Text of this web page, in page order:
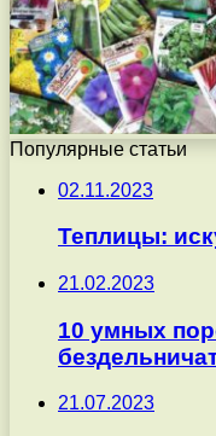
Популярные статьи
02.11.2023
Теплицы:
21.02.2023
10 умных
21.07.2023